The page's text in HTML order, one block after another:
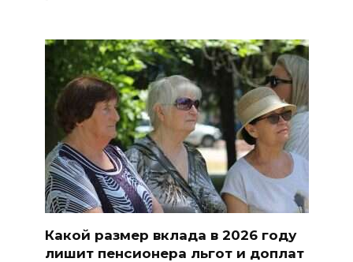
Какой размер вклада в 2026 году
лишит пенсионера льгот и доплат